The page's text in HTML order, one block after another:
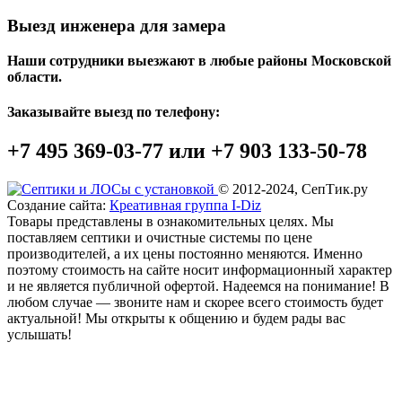
Выезд инженера для замера
Наши сотрудники выезжают в любые районы Московской
области.
Заказывайте выезд по телефону:
+7 495 369-03-77 или +7 903 133-50-78
© 2012-2024, СепТик.ру
Создание сайта: Креативная группа I-Diz
Товары представлены в ознакомительных целях. Мы
поставляем септики и очистные системы по цене
производителей, а их цены постоянно меняются. Именно
поэтому стоимость на сайте носит информационный характер
и не является публичной офертой. Надеемся на понимание! В
любом случае — звоните нам и скорее всего стоимость будет
актуальной! Мы открыты к общению и будем рады вас
услышать!